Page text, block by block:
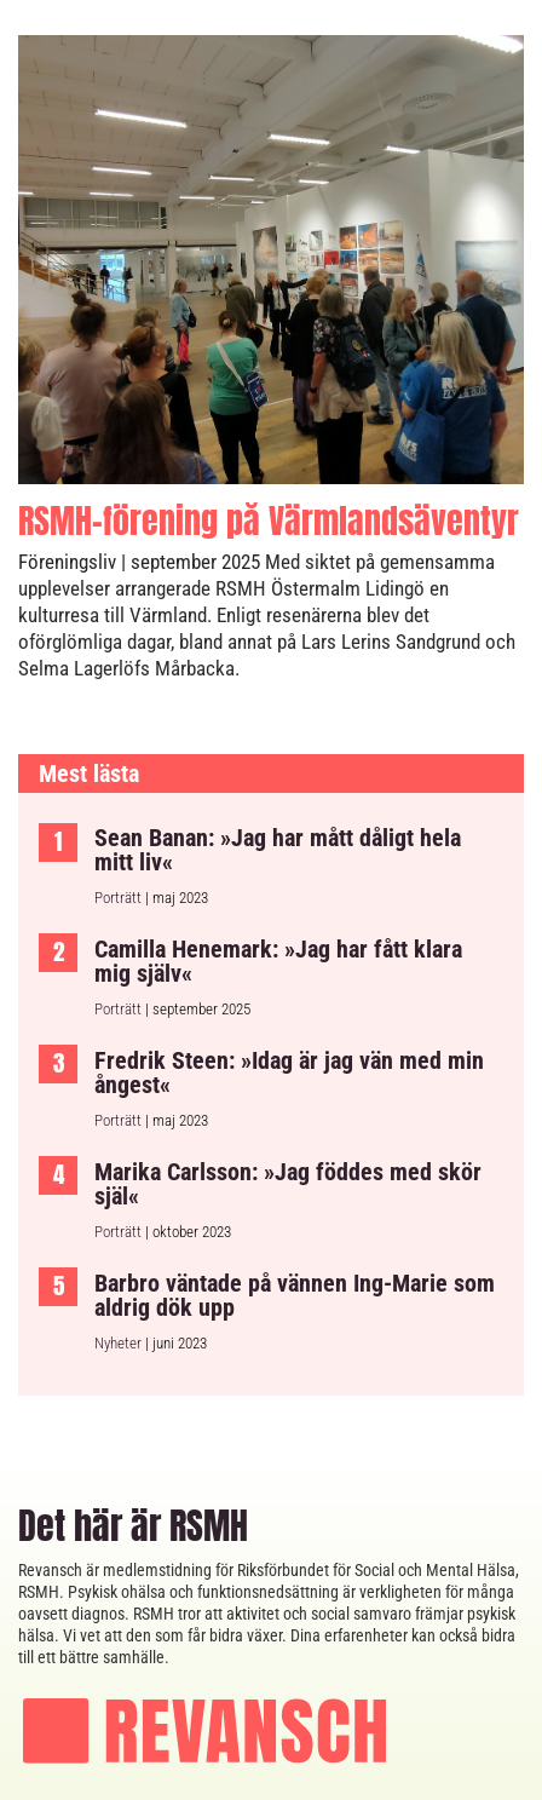
RSMH-förening på Värmlandsäventyr
Föreningsliv | september 2025 Med siktet på gemensamma
upplevelser arrangerade RSMH Östermalm Lidingö en
kulturresa till Värmland. Enligt resenärerna blev det
oförglömliga dagar, bland annat på Lars Lerins Sandgrund och
Selma Lagerlöfs Mårbacka.
Mest lästa
Sean Banan: »Jag har mått dåligt hela
mitt liv«
Porträtt | maj 2023
Camilla Henemark: »Jag har fått klara
mig själv«
Porträtt | september 2025
Fredrik Steen: »Idag är jag vän med min
ångest«
Porträtt | maj 2023
Marika Carlsson: »Jag föddes med skör
själ«
Porträtt | oktober 2023
Barbro väntade på vännen Ing-Marie som
aldrig dök upp
Nyheter | juni 2023
Det här är RSMH
Revansch är medlemstidning för Riksförbundet för Social och Mental Hälsa,
RSMH. Psykisk ohälsa och funktionsnedsättning är verkligheten för många
oavsett diagnos. RSMH tror att aktivitet och social samvaro främjar psykisk
hälsa. Vi vet att den som får bidra växer. Dina erfarenheter kan också bidra
till ett bättre samhälle.